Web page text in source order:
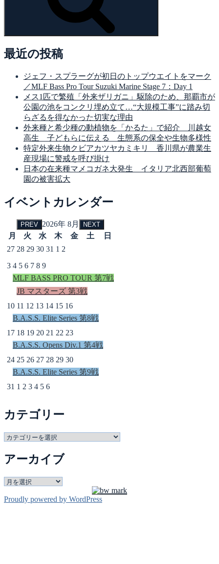
最近の投稿
ジェフ・スプラーグが初日のトップウエイトをマーク
／MLF Bass Pro Tour Suzuki Marine Stage 7：Day 1
メス1匹で繁殖「外来ザリガニ」駆除のため、那覇市が
公園の池をコンクリ埋め立て…“大規模工事”に踏み切
らざるを得なかった切実な理由
外来種と希少種の動植物を「かるた」で紹介 川越女
高生 子どもらに伝える 生態系の保全や生物多様性
特定外来生物クビアカツヤカミキリ 香川県が農業生
産現場に警戒を呼び掛け
日本の在来種マメコガネ大発生 イタリア北西部葡萄
園の被害拡大
イベントカレンダー
PREV 2026年 8月 NEXT
月 火 水 木 金 土
日
27 28 29 30 31 1 2
3 4 5 6 7 8 9
MLF BASS PRO TOUR 第7戦
JB マスターズ 第3戦
10 11 12 13 14 15 16
B.A.S.S. Elite Series 第8戦
17 18 19 20 21 22 23
B.A.S.S. Opens Div.1 第4戦
24 25 26 27 28 29 30
B.A.S.S. Elite Series 第9戦
31 1 2 3 4 5 6
カテゴリー
カ
ゴ
ー
アーカイブ
ア
カ
Proudly powered by WordPress